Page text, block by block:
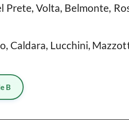
Prete, Volta, Belmonte,
Caldara, Lucchini,
B